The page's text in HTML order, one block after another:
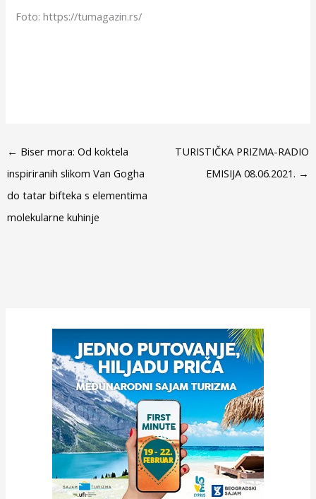
Foto: https://tumagazin.rs/
← Biser mora: Od koktela
inspiriranih slikom Van Gogha
do tatar bifteka s elementima
molekularne kuhinje
TURISTIČKA PRIZMA-RADIO
EMISIJA 08.06.2021. →